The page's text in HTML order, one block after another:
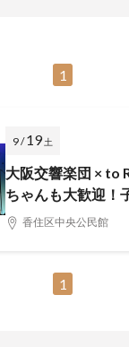
1
9 /19 土
大阪交響楽団 ×
ちゃんも大歓迎！
しめる『ミラクル
香住区中央公民館
1